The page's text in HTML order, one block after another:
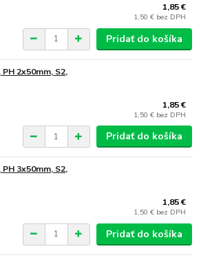
1,85 €
1,50 € bez DPH
Pridať do košíka
2x50mm, S2,
1,85 €
1,50 € bez DPH
Pridať do košíka
3x50mm, S2,
1,85 €
1,50 € bez DPH
Pridať do košíka